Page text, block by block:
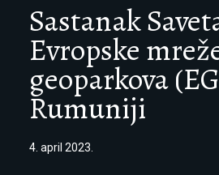
Sastanak
Evropske
geoparkova
Rumuniji
4. april 2023.